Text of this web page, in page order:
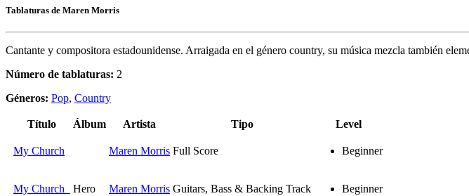
Tablaturas de Maren Morris
Cantante y compositora estadounidense. Arraigada en el género country, su música mezcla también
Número de tablaturas: 2
Géneros: Pop, Country
Título Álbum Artista Tipo Level
My Church Maren Morris Full Score Beginner
My Church Hero Maren Morris Guitars, Bass & Backing Track Beginner